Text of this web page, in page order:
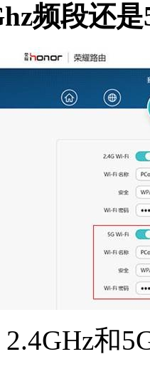
频段还是
2.4GHz和